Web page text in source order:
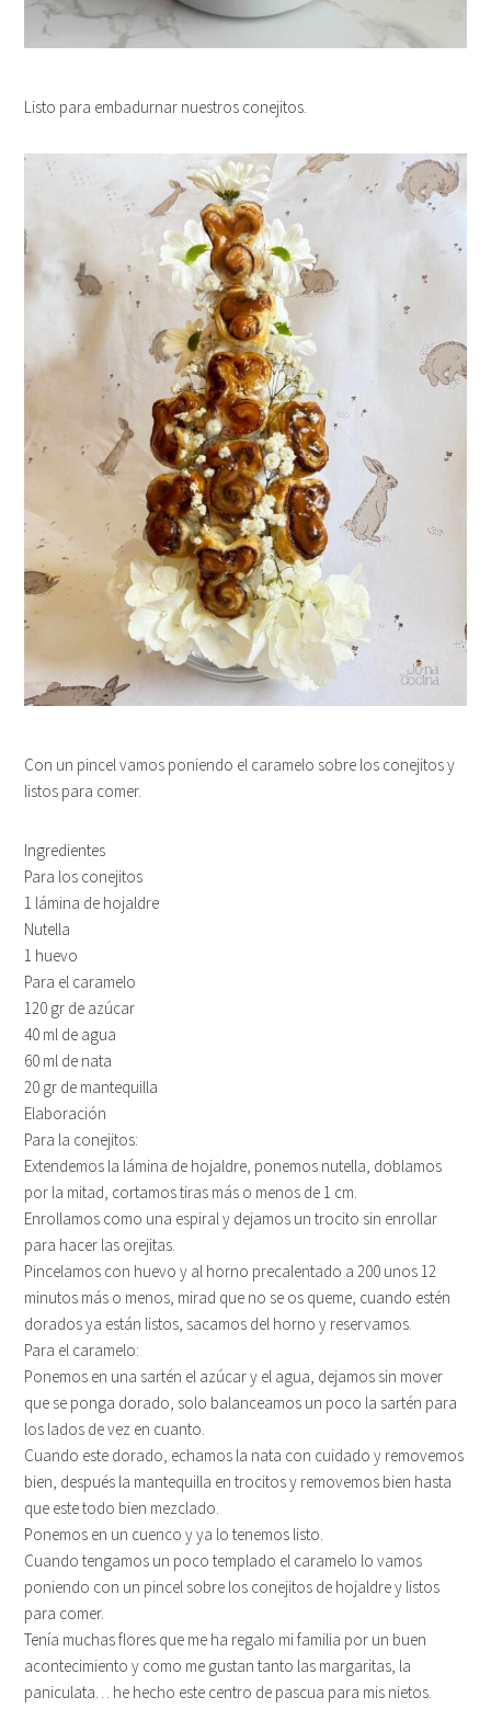
Listo para embadurnar nuestros conejitos.
Con un pincel vamos poniendo el caramelo sobre los conejitos y
listos para comer.
Ingredientes
Para los conejitos
1 lámina de hojaldre
Nutella
1 huevo
Para el caramelo
120 gr de azúcar
40 ml de agua
60 ml de nata
20 gr de mantequilla
Elaboración
Para la conejitos:
Extendemos la lámina de hojaldre, ponemos nutella, doblamos
por la mitad, cortamos tiras más o menos de 1 cm.
Enrollamos como una espiral y dejamos un trocito sin enrollar
para hacer las orejitas.
Pincelamos con huevo y al horno precalentado a 200 unos 12
minutos más o menos, mirad que no se os queme, cuando estén
dorados ya están listos, sacamos del horno y reservamos.
Para el caramelo:
Ponemos en una sartén el azúcar y el agua, dejamos sin mover
que se ponga dorado, solo balanceamos un poco la sartén para
los lados de vez en cuanto.
Cuando este dorado, echamos la nata con cuidado y removemos
bien, después la mantequilla en trocitos y removemos bien hasta
que este todo bien mezclado.
Ponemos en un cuenco y ya lo tenemos listo.
Cuando tengamos un poco templado el caramelo lo vamos
poniendo con un pincel sobre los conejitos de hojaldre y listos
para comer.
Tenía muchas flores que me ha regalo mi familia por un buen
acontecimiento y como me gustan tanto las margaritas, la
paniculata… he hecho este centro de pascua para mis nietos.